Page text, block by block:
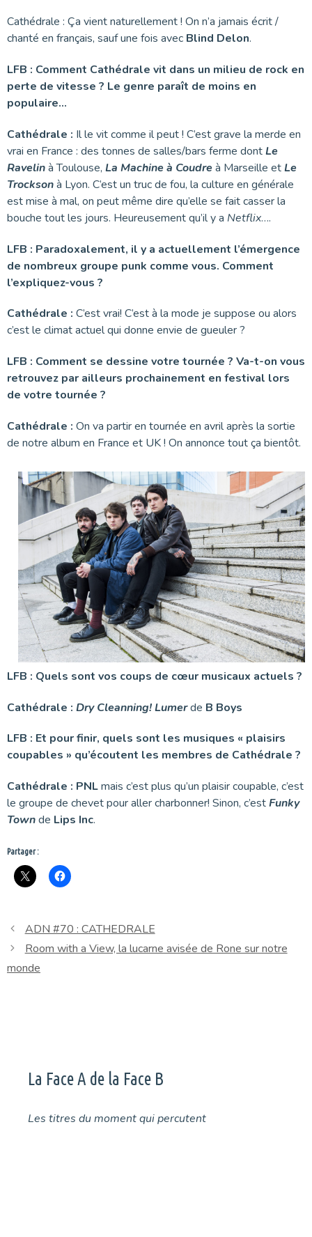
Cathédrale : Ça vient naturellement ! On n’a jamais écrit /
chanté en français, sauf une fois avec Blind Delon.
LFB : Comment Cathédrale vit dans un milieu de rock en
perte de vitesse ? Le genre paraît de moins en
populaire…
Cathédrale : Il le vit comme il peut ! C’est grave la merde en
vrai en France : des tonnes de salles/bars ferme dontLe
Ravelinà Toulouse, La Machine à Coudreà Marseille etLe
Trocksonà Lyon. C’est un truc de fou, la culture en générale
est mise à mal, on peut même dire qu’elle se fait casser la
bouche tout les jours. Heureusement qu’il y a Netflix….
LFB : Paradoxalement, il y a actuellement l’émergence
de nombreux groupe punk comme vous. Comment
l’expliquez-vous ?
Cathédrale : C’est vrai! C’est à la mode je suppose ou alors
c’est le climat actuel qui donne envie de gueuler ?
LFB : Comment se dessine votre tournée ? Va-t-on vous
retrouvez par ailleurs prochainement en festival lors
de votre tournée ?
Cathédrale : On va partir en tournée en avril après la sortie
de notre album en France et UK ! On annonce tout ça bientôt.
LFB : Quels sont vos coups de cœur musicaux actuels ?
Cathédrale : Dry Cleanning! Lumerde B Boys
LFB : Et pour finir, quels sont les musiques « plaisirs
coupables » qu’écoutent les membres de Cathédrale ?
Cathédrale : PNLmais c’est plus qu’un plaisir coupable, c’est
le groupe de chevet pour aller charbonner! Sinon, c’estFunky
Townde Lips Inc.
Partager :
ADN #70 : CATHEDRALE
Room with a View, la lucarne avisée de Rone sur notre
monde
La Face A de la Face B
Les titres du moment qui percutent